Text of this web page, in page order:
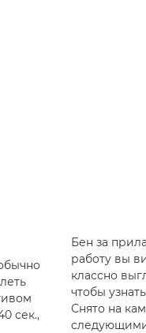
сек.,
Бен за
работу вы
классно
чтобы
Снято на
следующими